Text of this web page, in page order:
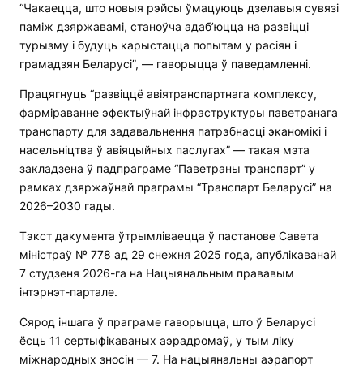
“Чакаецца, што новыя рэйсы ўмацуюць дзелавыя сувязі
паміж дзяржавамі, станоўча адаб’юцца на развіцці
турызму і будуць карыстацца попытам у расіян і
грамадзян Беларусі”, — гаворыцца ў паведамленні.
Працягнуць “развіццё авіятранспартнага комплексу,
фарміраванне эфектыўнай інфраструктуры паветранага
транспарту для задавальнення патрэбнасці эканомікі і
насельніцтва ў авіяцыйных паслугах” — такая мэта
закладзена ў падпраграме “Паветраны транспарт” у
рамках дзяржаўнай праграмы “Транспарт Беларусі” на
2026–2030 гады.
Тэкст дакумента ўтрымліваецца ў пастанове Савета
міністраў № 778 ад 29 снежня 2025 года, апублікаванай
7 студзеня 2026-га на Нацыянальным прававым
інтэрнэт-партале.
Сярод іншага ў праграме гаворыцца, што ў Беларусі
ёсць 11 сертыфікаваных аэрадромаў, у тым ліку
міжнародных зносін — 7. На нацыянальны аэрапорт